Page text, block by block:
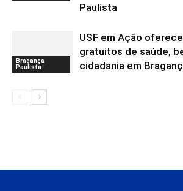
Paulista
Bragança
Paulista
USF em Ação
gratuitos de saúde,
cidadania em